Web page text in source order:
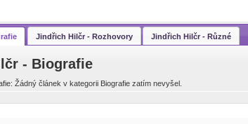
Jindřich Hilčr - Rozhovory Jindřich Hilčr - Různé
- Biografie
Žádný článek v kategorii Biografie zatím nevyšel.